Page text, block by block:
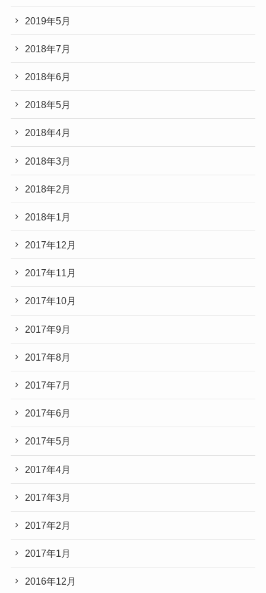
2019年5月
2018年7月
2018年6月
2018年5月
2018年4月
2018年3月
2018年2月
2018年1月
2017年12月
2017年11月
2017年10月
2017年9月
2017年8月
2017年7月
2017年6月
2017年5月
2017年4月
2017年3月
2017年2月
2017年1月
2016年12月